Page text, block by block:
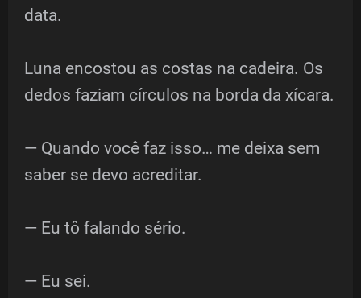
data.
Luna encostou as costas na cadeira. Os
dedos faziam círculos na borda da xícara.
— Quando você faz isso… me deixa sem
saber se devo acreditar.
— Eu tô falando sério.
— Eu sei.